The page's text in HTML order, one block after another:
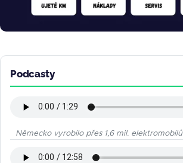
Podcasty
Německo vyrobilo přes 1,6 mil. elektromobilů